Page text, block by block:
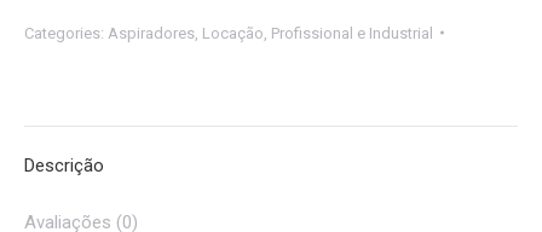
Categories: Aspiradores Locação Profissional e Industrial
Descrição
Avaliações (0)